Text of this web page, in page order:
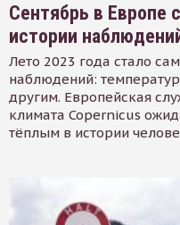
Сентябрь в Европе
истории
Лето 2023 года стало
наблюдений:
другим. Европейская
климата Copernicus
тёплым в истории